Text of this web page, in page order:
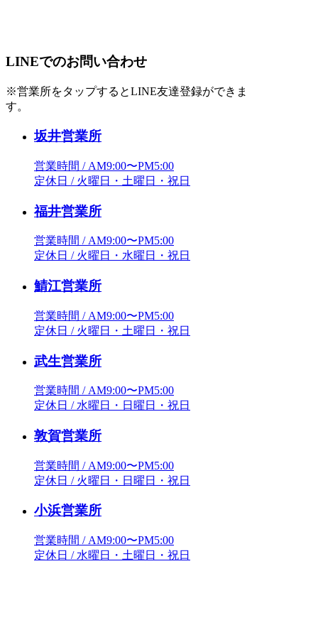
LINEでのお問い合わせ
※営業所をタップするとLINE友達登録ができま
す。
坂井営業所
営業時間 / AM9:00〜PM5:00
定休日 / 火曜日・土曜日・祝日
福井営業所
営業時間 / AM9:00〜PM5:00
定休日 / 火曜日・水曜日・祝日
鯖江営業所
営業時間 / AM9:00〜PM5:00
定休日 / 火曜日・土曜日・祝日
武生営業所
営業時間 / AM9:00〜PM5:00
定休日 / 水曜日・日曜日・祝日
敦賀営業所
営業時間 / AM9:00〜PM5:00
定休日 / 火曜日・日曜日・祝日
小浜営業所
営業時間 / AM9:00〜PM5:00
定休日 / 水曜日・土曜日・祝日